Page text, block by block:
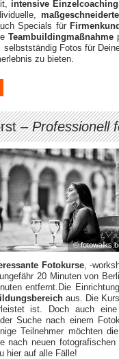
intensive
Specials für
Teambuildingmaßnahme
Fotos für
zu bieten.
–Professionell
©
Fotokurse, -
20 Minuten von
entfernt.Die
aus. Die
ist. Doch auch
Suche nach einem
Teilnehmer möchten
nach neuen
hier auf alle Fälle!